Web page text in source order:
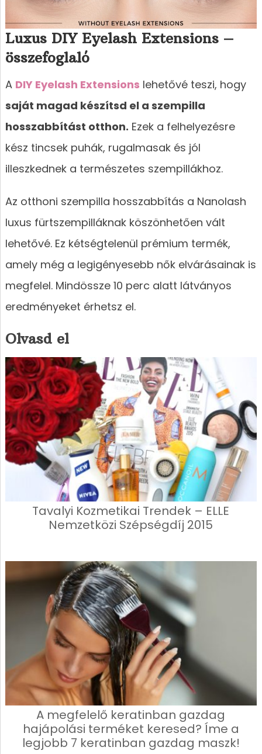
Luxus DIY Eyelash Extensions –
összefoglaló
A DIY Eyelash Extensions lehetővé teszi, hogy
saját magad készítsd el a szempilla
hosszabbítást otthon. Ezek a felhelyezésre
kész tincsek puhák, rugalmasak és jól
illeszkednek a természetes szempillákhoz.
Az otthoni szempilla hosszabbítás a Nanolash
luxus fürtszempilláknak köszönhetően vált
lehetővé. Ez kétségtelenül prémium termék,
amely még a legigényesebb nők elvárásainak is
megfelel. Mindössze 10 perc alatt látványos
eredményeket érhetsz el.
Olvasd el
Tavalyi Kozmetikai Trendek – ELLE
Nemzetközi Szépségdíj 2015
A megfelelő keratinban gazdag
hajápolási terméket keresed? Íme a
legjobb 7 keratinban gazdag maszk!